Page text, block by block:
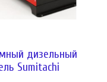
дизельный
Sumitachi